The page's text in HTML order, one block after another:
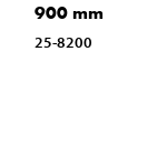
900 mm
25-8200